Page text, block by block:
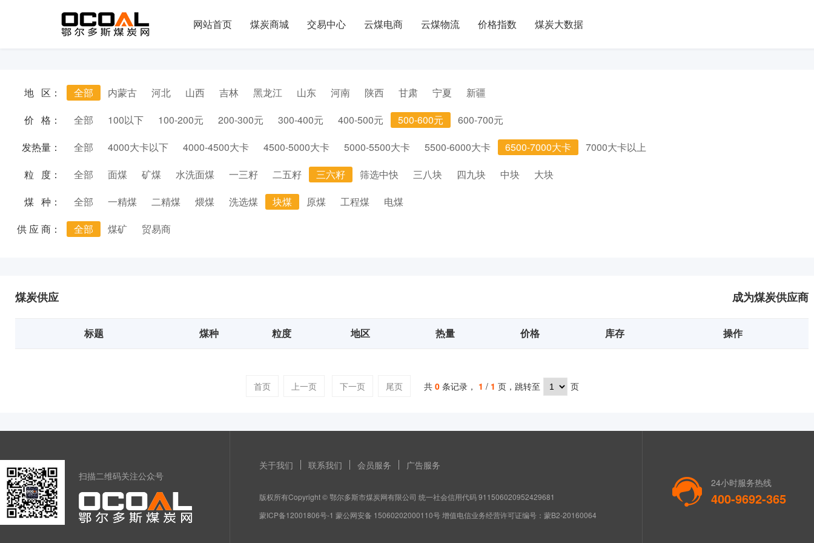
网站首页 煤炭商城 交易中心 云煤电商 云煤物流 价格指数 煤炭大数据
地 区： 全部 内蒙古 河北 山西 吉林 黑龙江 山东 河南 陕西 甘肃 宁夏
新疆
价 格：
全部 100以下 100-200元 200-300元 300-400元 400-500元 500-600元
600-700元
发热量：
全部 4000大卡以下 4000-4500大卡 4500-5000大卡 5000-5500大卡 5500-6000大卡 6500-7000大卡
7000大卡以上
粒 度：
全部 面煤 矿煤 水洗面煤 一三籽 二五籽 三六籽 筛选中快 三八块 四九块 中块
大块
煤 种：
全部 一精煤 二精煤 煨煤 洗选煤 块煤 原煤 工程煤
电煤
供 应 商：
全部 煤矿 贸易商
成为煤炭供应商
煤炭供应
标题 煤种 粒度 地区 热量 价格 库存 操作
首页 上一页 下一页 尾页 共 0 条记录， 1 / 1 页，跳转至 页
扫描二维码关注公众号
关于我们 联系我们 会员服务 广告服务
版权所有Copyright © 鄂尔多斯市煤炭网有限公司 统一社会信用代码 911506020952429681
蒙ICP备12001806号-1 蒙公网安备 15060202000110号 增值电信业务经营许可证编号：蒙B2-20160064
24小时服务热线
400-9692-365